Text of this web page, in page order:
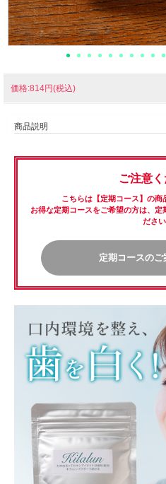
価格:814円(税込)
商品説明
ご注意
こちらは【定期コース】の商
お得な定期コースをご希望の方は、定
ださい
定期コースのご